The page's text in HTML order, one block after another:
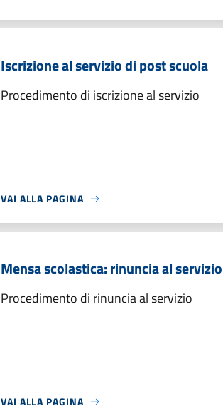
Iscrizione al servizio di post scuola
Procedimento di iscrizione al servizio
VAI ALLA PAGINA
Mensa scolastica: rinuncia al servizio
Procedimento di rinuncia al servizio
VAI ALLA PAGINA